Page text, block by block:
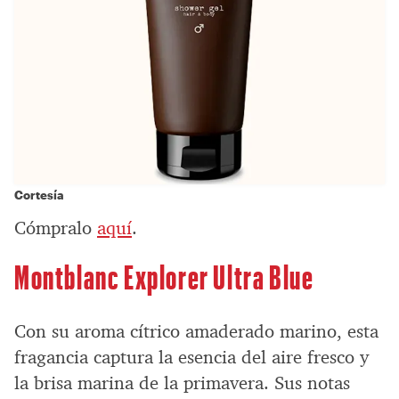
Cortesía
Cómpralo aquí.
Montblanc Explorer Ultra Blue
Con su aroma cítrico amaderado marino, esta
fragancia captura la esencia del aire fresco y
la brisa marina de la primavera. Sus notas